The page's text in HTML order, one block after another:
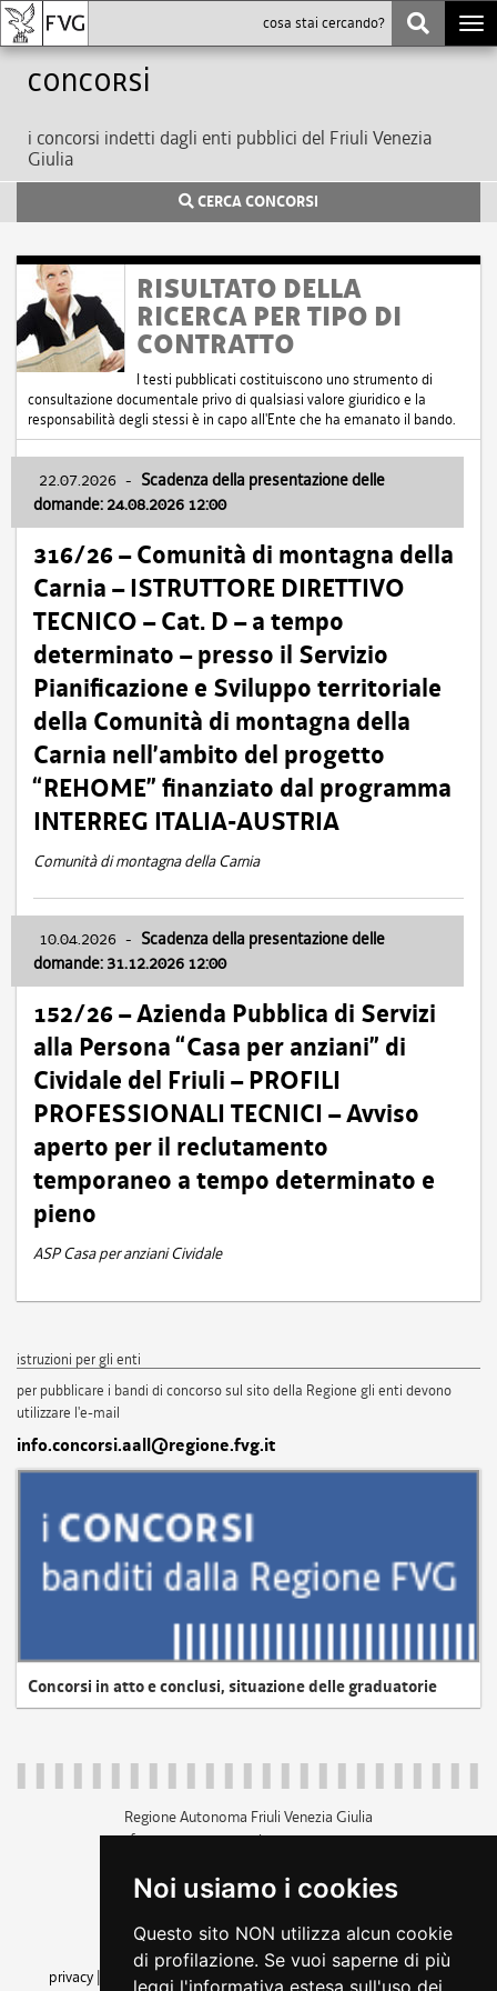
Noi usiamo i cookies
Questo sito NON utilizza alcun cookie
di profilazione. Se vuoi saperne di più
leggi l'informativa estesa sull'uso dei
Concorsi
i concorsi indetti dagli enti pubblici del Friuli Venezia
Giulia
CERCA CONCORSI
RISULTATO DELLA
RICERCA PER TIPO DI
CONTRATTO
I testi pubblicati costituiscono uno strumento di
consultazione documentale privo di qualsiasi valore giuridico e la
responsabilità degli stessi è in capo all'Ente che ha emanato il bando.
22.07.2026 - Scadenza della presentazione delle
domande: 24.08.2026 12:00
316/26 – Comunità di montagna della
Carnia – ISTRUTTORE DIRETTIVO
TECNICO – Cat. D – a tempo
determinato – presso il Servizio
Pianificazione e Sviluppo territoriale
della Comunità di montagna della
Carnia nell’ambito del progetto
“REHOME” finanziato dal programma
INTERREG ITALIA-AUSTRIA
Comunità di montagna della Carnia
10.04.2026 - Scadenza della presentazione delle
domande: 31.12.2026 12:00
152/26 – Azienda Pubblica di Servizi
alla Persona “Casa per anziani” di
Cividale del Friuli – PROFILI
PROFESSIONALI TECNICI – Avviso
aperto per il reclutamento
temporaneo a tempo determinato e
pieno
ASP Casa per anziani Cividale
istruzioni per gli enti
per pubblicare i bandi di concorso sul sito della Regione gli enti devono
utilizzare l'e-mail
info.concorsi.aall@regione.fvg.it
Concorsi in atto e conclusi, situazione delle graduatorie
Regione Autonoma Friuli Venezia Giulia
c.f. 80014930327; p.iva 00526040324
+39 040 3771111
amministrazione trasparente
privacy
cookie |note legali accessibilità
dichiarazione di